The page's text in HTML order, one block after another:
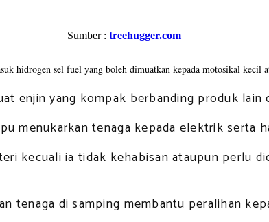
Sumber : treehugger.com
hidrogen sel fuel yang boleh dimuatkan kepada motosikal kecil
enjin yang kompak berbanding produk lain
menukarkan tenaga kepada elektrik serta
kecuali ia tidak kehabisan ataupun perlu
tenaga di samping membantu peralihan